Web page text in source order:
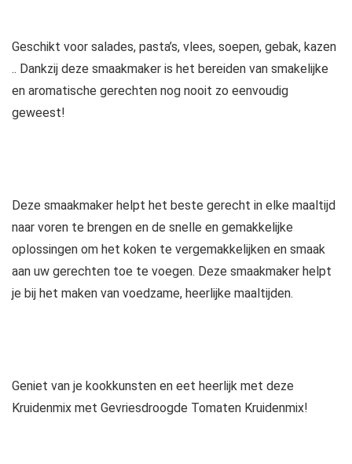
Geschikt voor salades, pasta’s, vlees, soepen, gebak, kazen
.. Dankzij deze smaakmaker is het bereiden van smakelijke
en aromatische gerechten nog nooit zo eenvoudig
geweest!
Deze smaakmaker helpt het beste gerecht in elke maaltijd
naar voren te brengen en de snelle en gemakkelijke
oplossingen om het koken te vergemakkelijken en smaak
aan uw gerechten toe te voegen. Deze smaakmaker helpt
je bij het maken van voedzame, heerlijke maaltijden.
Geniet van je kookkunsten en eet heerlijk met deze
Kruidenmix met Gevriesdroogde Tomaten Kruidenmix!